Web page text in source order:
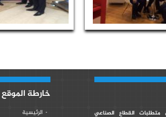
متطلبات القطاع الصناعي
خارطة الموقع
الرئيسية